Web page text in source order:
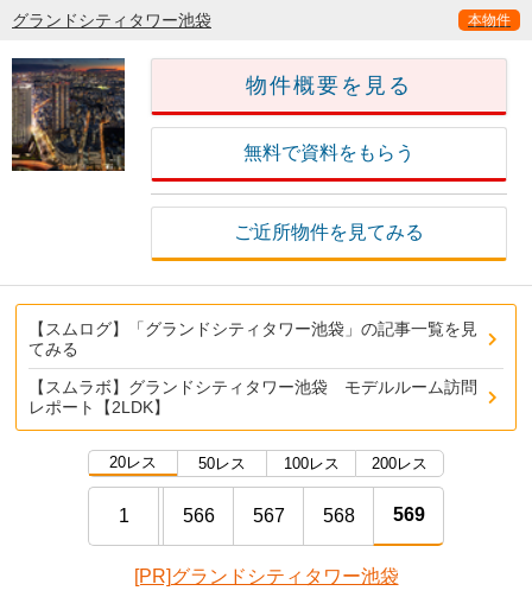
グランドシティタワー池袋 本物件
物件概要を見る
無料で資料をもらう
ご近所物件を見てみる
【スムログ】「グランドシティタワー池袋」の記事一覧を見
てみる
【スムラボ】グランドシティタワー池袋 モデルルーム訪問
レポート【2LDK】
20レス 50レス 100レス 200レス
1 566 567 568 569
[PR]グランドシティタワー池袋